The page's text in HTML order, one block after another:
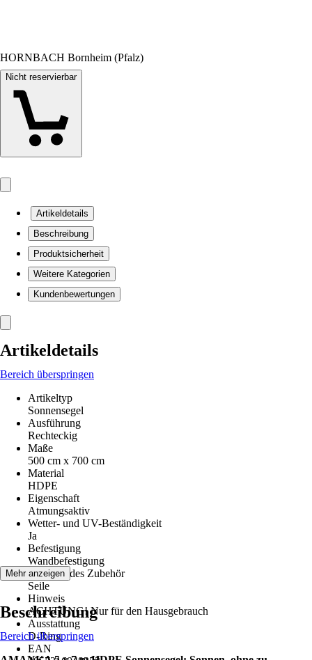
HORNBACH Bornheim (Pfalz)
Nicht reservierbar
Artikeldetails
Beschreibung
Produktsicherheit
Weitere Kategorien
Kundenbewertungen
Artikeldetails
Bereich überspringen
Artikeltyp
Sonnensegel
Ausführung
Rechteckig
Maße
500 cm x 700 cm
Material
HDPE
Eigenschaft
Atmungsaktiv
Wetter- und UV-Beständigkeit
Ja
Befestigung
Wandbefestigung
Beiliegendes Zubehör
Seile
Hinweis
ACHTUNG! Nur für den Hausgebrauch
Ausstattung
D-Ring
EAN
Mehr anzeigen
Beschreibung
Bereich überspringen